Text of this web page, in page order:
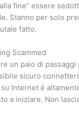
fine” essere
Stanno per solo
fatto.
Scammed
un paio di
sicuro
Internet è
a iniziare. Non